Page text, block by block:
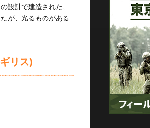
設計で建造された、
が、光るものがある
リス)